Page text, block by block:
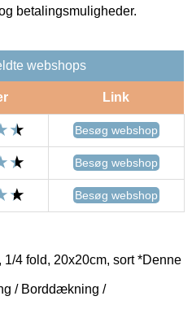
betalingsmuligheder.
webshops
Link
Besøg webshop
Besøg webshop
Besøg webshop
1/4 fold, 20x20cm, sort *Denne
/ Borddækning /